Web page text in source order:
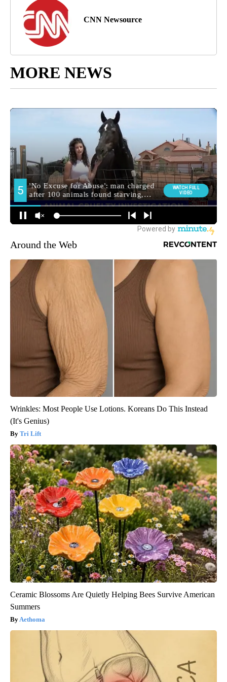
CNN Newsource
MORE NEWS
Around the Web
Wrinkles: Most People Use Lotions. Koreans Do This Instead
(It's Genius)
Tri Lift
Ceramic Blossoms Are Quietly Helping Bees Survive American
Summers
Aethoma